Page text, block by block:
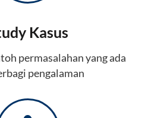
Kasus
permasalahan yang ada
pengalaman